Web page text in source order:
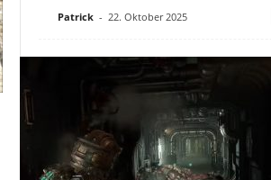
Patrick - 22. Oktober 2025